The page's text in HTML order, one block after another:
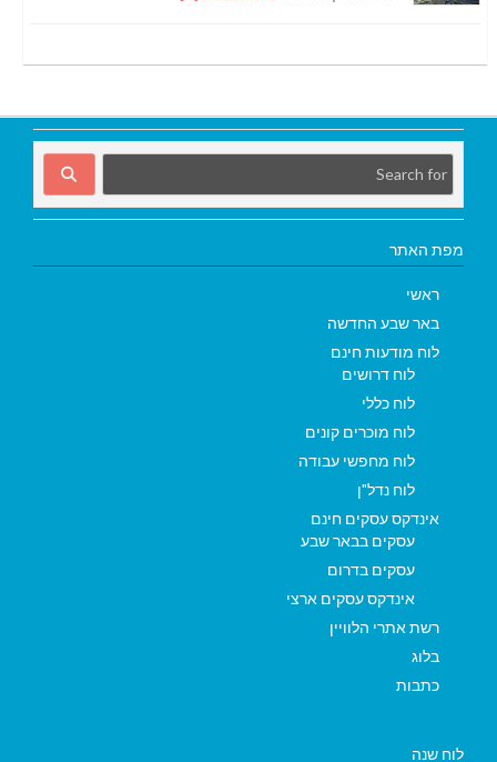
מפת האתר
ראשי
באר שבע החדשה
לוח מודעות חינם
לוח דרושים
לוח כללי
לוח מוכרים קונים
לוח מחפשי עבודה
לוח נדל"ן
אינדקס עסקים חינם
עסקים בבאר שבע
עסקים בדרום
אינדקס עסקים ארצי
רשת אתרי הלוויין
בלוג
כתבות
לוח שנה